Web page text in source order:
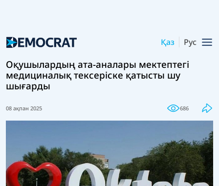
Қаз Рус
Оқушылардың ата-аналары мектептегі
медициналық тексеріске қатысты шу
шығарды
08 ақпан 2025 686